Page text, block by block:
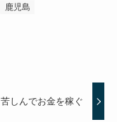
鹿児島
苦しんでお金を稼ぐ